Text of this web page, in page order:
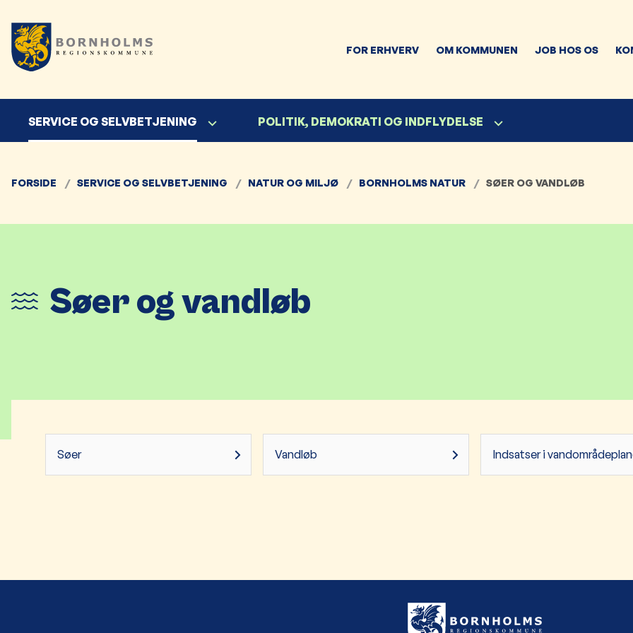
FOR ERHVERV OM KOMMUNEN JOB HOS OS
SERVICE OG SELVBETJENING POLITIK, DEMOKRATI OG INDFLYDELSE
FORSIDE SERVICE OG SELVBETJENING NATUR OG MILJØ BORNHOLMS NATUR SØER OG VANDLØB
Søer og vandløb
Søer Vandløb Indsatser i